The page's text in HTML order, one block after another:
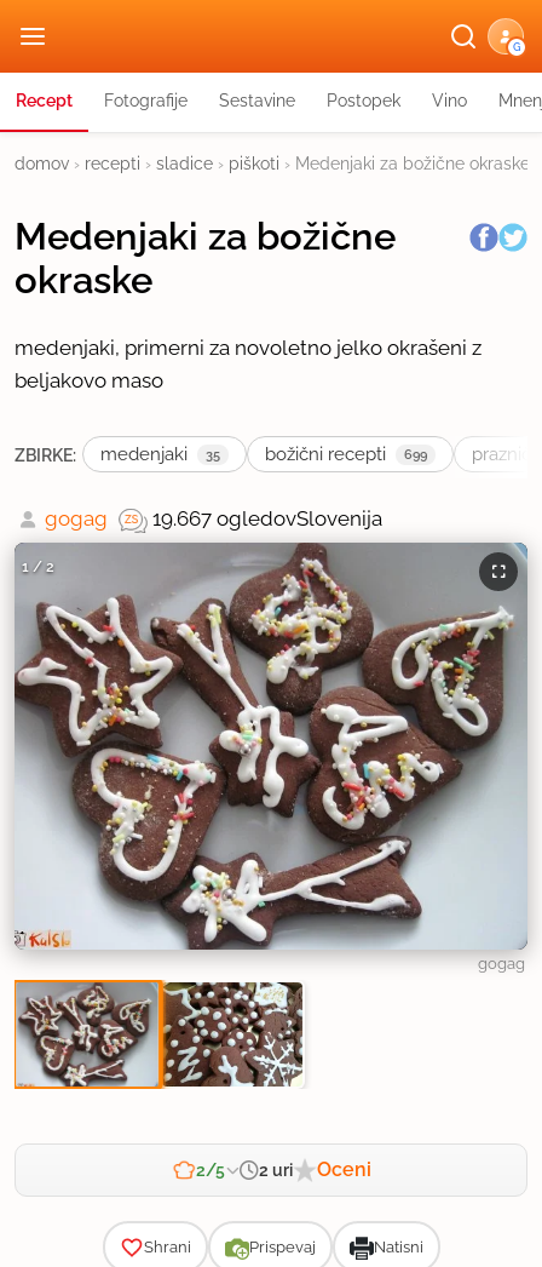
G
Recept Fotografije Sestavine Postopek Vino
domov › recepti › sladice › piškoti › Medenjaki za božične okraske
Medenjaki za božične
okraske
medenjaki, primerni za novoletno jelko okrašeni z
beljakovo maso
ZBIRKE: medenjaki 35 božični recepti 699
gogag 19.667 ogledovSlovenija
1 / 2
gogag
2/5 2 uri Oceni
Shrani Prispevaj Natisni